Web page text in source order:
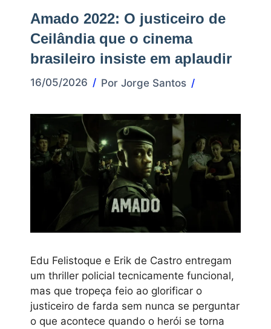
Amado 2022: O justiceiro de
Ceilândia que o cinema
brasileiro insiste em aplaudir
16/05/2026 Por Jorge Santos
Edu Felistoque e Erik de Castro entregam
um thriller policial tecnicamente funcional,
mas que tropeça feio ao glorificar o
justiceiro de farda sem nunca se perguntar
o que acontece quando o herói se torna